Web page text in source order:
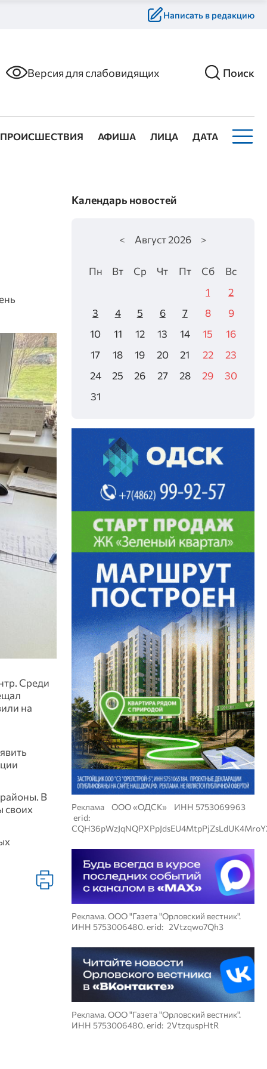
Написать в редакцию
Версия для слабовидящих Поиск
ПРОИСШЕСТВИЯ АФИША ЛИЦА ДАТА
Среди
на
В
своих
Календарь новостей
< Август2026 >
Пн Вт Ср Чт Пт Сб
Вс
1
2
3
4 5 6 7 8
9
10
11 12 13 14 15
16
17
18 19 20 21 22
23
24
25 26 27 28 29
30
31
Реклама ООО «ОДСК» ИНН 5753069963
erid:
Реклама. ООО "Газета "Орловский вестник".
ИНН 5753006480. erid: 2Vtzqwo7Qh3
Реклама. ООО "Газета "Орловский вестник".
ИНН 5753006480. erid: 2VtzquspHtR